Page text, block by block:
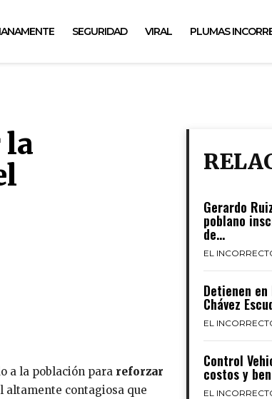
SEGURIDAD VIRAL PLUMAS
la
a la población para reforzar
altamente contagiosa que
Gerardo
poblano
de...
EL
Detienen en
Chávez
EL
Control
costos y
EL